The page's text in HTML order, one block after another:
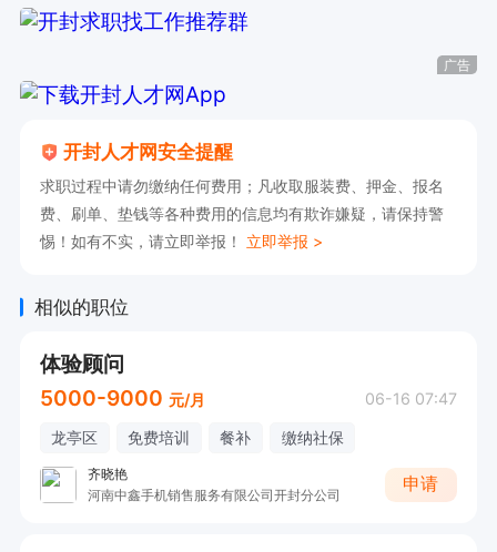
广告
开封人才网安全提醒
求职过程中请勿缴纳任何费用；凡收取服装费、押金、报名
费、刷单、垫钱等各种费用的信息均有欺诈嫌疑，请保持警
惕！如有不实，请立即举报！ 立即举报 >
相似的职位
体验顾问
5000-9000 元/月 06-16 07:47
龙亭区 免费培训 餐补 缴纳社保
齐晓艳
河南中鑫手机销售服务有限公司开封分公司
申请